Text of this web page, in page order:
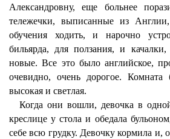
Александровну, еще больнее
тележечки, выписанные из
обучения ходить, и нарочно
бильярда, для ползания, и
новые. Все это было английское,
очевидно, очень дорогое. Комната
высокая и светлая.
Когда они вошли, девочка в
креслице у стола и обедала
себе всю грудку. Девочку кормила и,